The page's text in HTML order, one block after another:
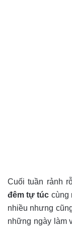
Cuối tuần rảnh
đêm tự túc cùng
nhiều nhưng
những ngày làm